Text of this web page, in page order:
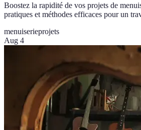
Boostez la rapidité de vos projets de
pratiques et méthodes efficaces pour un
menuiserieprojets
Aug 4